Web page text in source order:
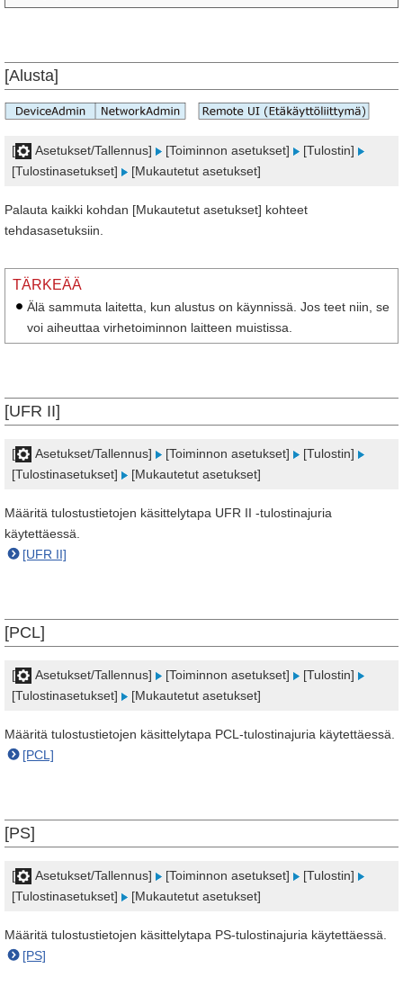
[Alusta]
[ Asetukset/Tallennus] [Toiminnon asetukset]
[Tulostin]
[Tulostinasetukset]
[Mukautetut asetukset]
Palauta kaikki kohdan [Mukautetut asetukset] kohteet
tehdasasetuksiin.
TÄRKEÄÄ
Älä sammuta laitetta, kun alustus on käynnissä. Jos teet niin, se
voi aiheuttaa virhetoiminnon laitteen muistissa.
[UFR II]
[ Asetukset/Tallennus] [Toiminnon asetukset]
[Tulostin]
[Tulostinasetukset]
[Mukautetut asetukset]
Määritä tulostustietojen käsittelytapa UFR II -tulostinajuria
käytettäessä.
[UFR II]
[PCL]
[ Asetukset/Tallennus] [Toiminnon asetukset]
[Tulostin]
[Tulostinasetukset]
[Mukautetut asetukset]
Määritä tulostustietojen käsittelytapa PCL-tulostinajuria käytettäessä.
[PCL]
[PS]
[ Asetukset/Tallennus] [Toiminnon asetukset]
[Tulostin]
[Tulostinasetukset]
[Mukautetut asetukset]
Määritä tulostustietojen käsittelytapa PS-tulostinajuria käytettäessä.
[PS]